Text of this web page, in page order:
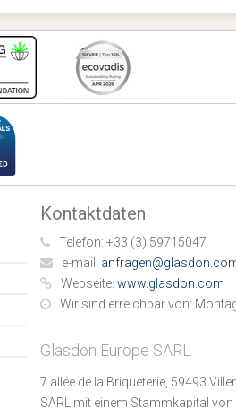
Kontaktdaten
Telefon: +33 (3) 59715047
e-mail:
Webseite: www.glasdon.com
Wir sind erreichbar von:
Glasdon Europe SARL
7 allée de la Briqueterie, 59493
SARL mit einem Stammkapital von